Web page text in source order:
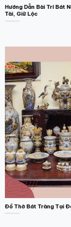
Hướng Dẫn Bài Trí Bát
Tài, Giữ Lộc
Đồ Thờ Bát Tràng Tại